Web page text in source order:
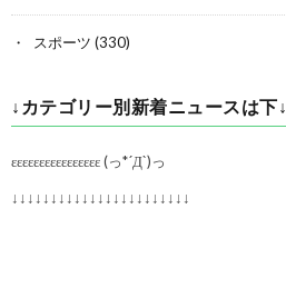
スポーツ (330)
↓カテゴリー別新着ニュースは下↓
εεεεεεεεεεεεεεεε (っ*´Д`)っ
↓↓↓↓↓↓↓↓↓↓↓↓↓↓↓↓↓↓↓↓↓↓↓